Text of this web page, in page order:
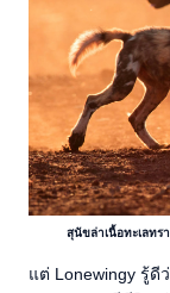
สุนัขล่าเนื้อทะเลท
แต่ Lonewingy รู้